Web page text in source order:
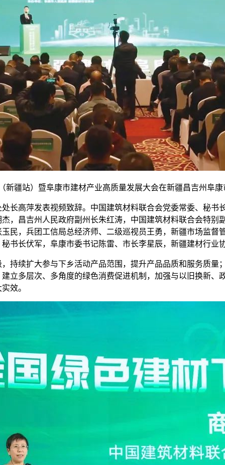
疆站）暨阜康市建材产业高质量发展大会在新疆昌吉州阜康
高萍发表视频致辞。中国建筑材料联合会党委常委、秘书
，昌吉州人民政府副州长朱红涛，中国建筑材料联合会特别
民，兵团工信局总经济师、二级巡视员王勇，新疆市场监督
书长伏军，阜康市委书记陈雷、市长李星辰，新疆建材行业
续扩大参与下乡活动产品范围，提升产品品质和服务质量
立多层次、多角度的绿色消费促进机制，加强与以旧换新、
效。